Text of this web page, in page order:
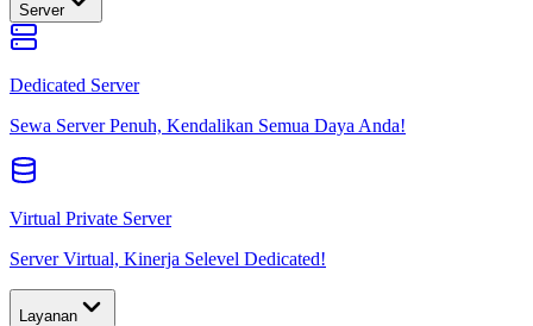
Server
Dedicated Server
Sewa Server Penuh, Kendalikan Semua Daya Anda!
Virtual Private Server
Server Virtual, Kinerja Selevel Dedicated!
Layanan